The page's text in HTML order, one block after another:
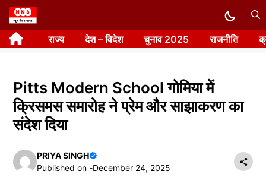
Skip
to
content राज्य देश – विदेश चुनाव 2025 राजनीति
Pitts Modern School गोमिया में
क्रिसमस समारोह ने प्रेम और साझाकरण का
संदेश दिया
PRIYA SINGH
Published on -December 24, 2025